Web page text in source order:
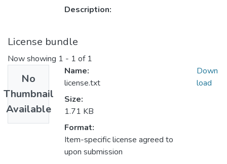
Description:
License bundle
Now showing 1 - 1 of 1
No
Thumbnail
Available
Name:
license.txt
Size:
1.71 KB
Format:
Item-specific license agreed to
upon submission
Down
load